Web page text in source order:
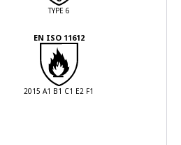
TYPE 6
EN ISO 11612
2015 A1 B1 C1 E2 F1